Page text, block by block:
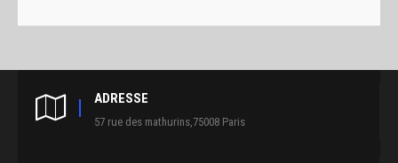
ADRESSE
57 rue des mathurins,75008 Paris